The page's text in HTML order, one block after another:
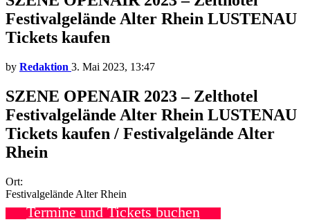
Festivalgelände Alter Rhein LUSTENAU
Tickets kaufen
by Redaktion 3. Mai 2023, 13:47
SZENE OPENAIR 2023 – Zelthotel
Festivalgelände Alter Rhein LUSTENAU
Tickets kaufen / Festivalgelände Alter
Rhein
Ort:
Festivalgelände Alter Rhein
Termine und Tickets buchen